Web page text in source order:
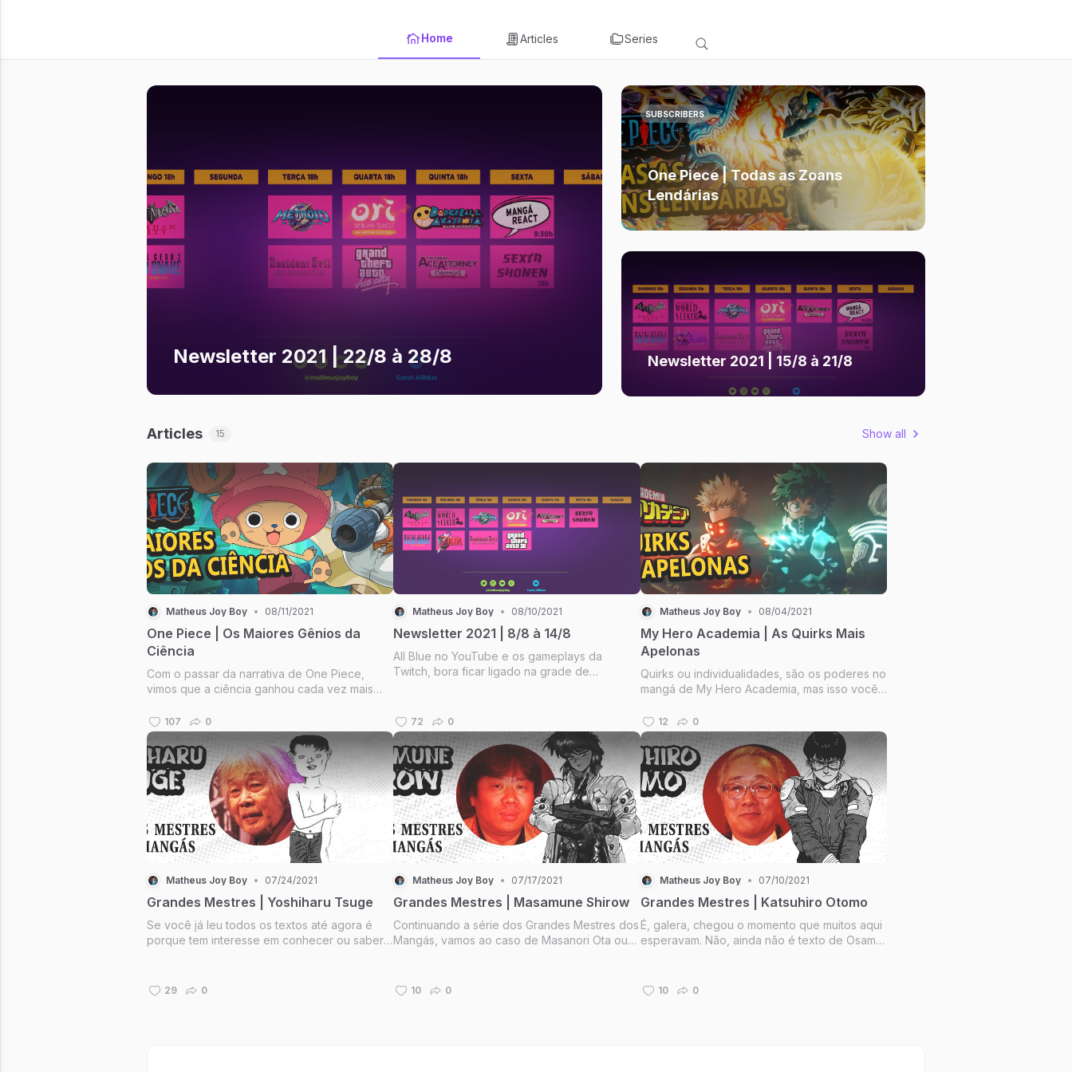
Home Articles Series
Newsletter 2021 | 22/8 à 28/8
One Piece | Todas as Zoans
Lendárias
SUBSCRIBERS
Newsletter 2021 | 15/8 à 21/8
Articles 15 Show all
Matheus Joy Boy • 08/11/2021
One Piece | Os Maiores Gênios da
Ciência
Com o passar da narrativa de One Piece,
vimos que a ciência ganhou cada vez mais
quem detém muito conhecimento o usa de
maneira destrutiva. Vamos tomar como
parâmetro o status quo, o quão estabeleci...
107 0
Matheus Joy Boy • 08/10/2021
Newsletter 2021 | 8/8 à 14/8
All Blue no YouTube e os gameplays da
Twitch, bora ficar ligado na grade de
72 0
Matheus Joy Boy • 08/04/2021
My Hero Academia | As Quirks Mais
Apelonas
Quirks ou individualidades, são os poderes no
mangá de My Hero Academia, mas isso você
suporte, de defesa, de força bruta e claro
que existiriam aqueles mais apelões. Que se
um dito personagem chega...
12 0
Matheus Joy Boy • 07/24/2021
Grandes Mestres | Yoshiharu Tsuge
Se você já leu todos os textos até agora é
porque tem interesse em conhecer ou saber
falar sobre Yoshiharu Tsuge. Recentemente
29 0
Matheus Joy Boy • 07/17/2021
Grandes Mestres | Masamune Shirow
Continuando a série dos Grandes Mestres dos
Mangás, vamos ao caso de Masanori Ota ou
filmes, videogames e inflenciou muito a cultura
10 0
Matheus Joy Boy • 07/10/2021
Grandes Mestres | Katsuhiro Otomo
É, galera, chegou o momento que muitos aqui
esperavam. Não, ainda não é texto de Osamu
resume à mangaká. Otomo é animador,
10 0